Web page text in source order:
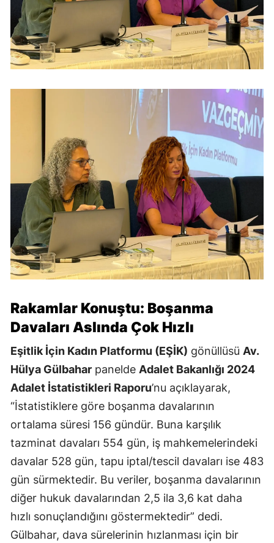
Rakamlar Konuştu: Boşanma
Davaları Aslında Çok Hızlı
Eşitlik İçin Kadın Platformu (EŞİK) gönüllüsü Av.
Hülya Gülbahar panelde Adalet Bakanlığı 2024
Adalet İstatistikleri Raporu’nu açıklayarak,
“İstatistiklere göre boşanma davalarının
ortalama süresi 156 gündür. Buna karşılık
tazminat davaları 554 gün, iş mahkemelerindeki
davalar 528 gün, tapu iptal/tescil davaları ise 483
gün sürmektedir. Bu veriler, boşanma davalarının
diğer hukuk davalarından 2,5 ila 3,6 kat daha
hızlı sonuçlandığını göstermektedir” dedi.
Gülbahar, dava sürelerinin hızlanması için bir